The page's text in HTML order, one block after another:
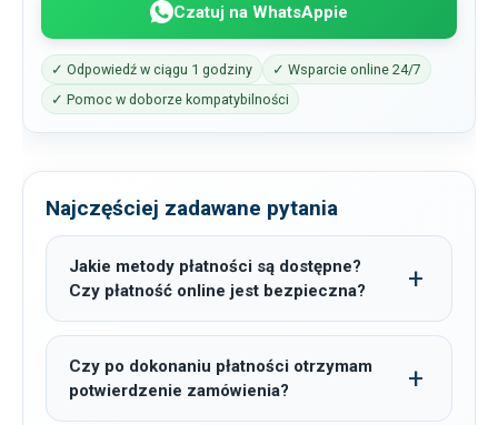
Czatuj na WhatsAppie
✓ Odpowiedź w ciągu 1 godziny
✓ Wsparcie online 24/7
✓ Pomoc w doborze kompatybilności
Najczęściej zadawane pytania
Jakie metody płatności są dostępne?
Czy płatność online jest bezpieczna?
Czy po dokonaniu płatności otrzymam
potwierdzenie zamówienia?